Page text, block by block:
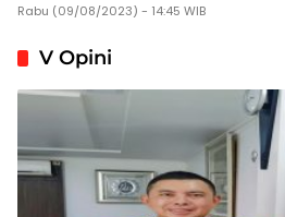
Rabu (09/08/2023) - 14:45 WIB
V Opini